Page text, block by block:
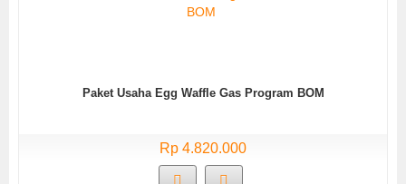
Paket Usaha Egg Waffle Gas Program BOM
Rp 4.820.000